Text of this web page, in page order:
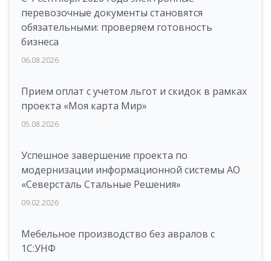
перевозочные документы становятся
обязательными: проверяем готовность
бизнеса
06.08.2026
Прием оплат с учетом льгот и скидок в рамках
проекта «Моя карта Мир»
05.08.2026
Успешное завершение проекта по
модернизации информационной системы АО
«Северсталь Стальные Решения»
09.02.2026
Мебельное производство без авралов с
1С:УНФ